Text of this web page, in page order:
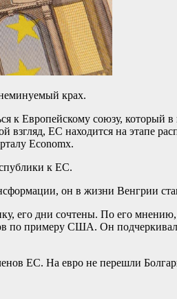
крах.
Европейскому союзу, который в
ЕС находится на этапе
Economx.
к ЕС.
он в жизни Венгрии
дни сочтены. По его мнению,
по примеру США. Он
ЕС. На евро не перешли